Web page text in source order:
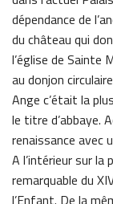
dépendance de
du château qui
l’église de Sainte
au donjon
Ange c’était la
le titre d’abbaye.
renaissance avec
A l’intérieur sur
remarquable du